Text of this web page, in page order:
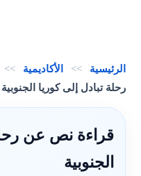
الرئيسية >> الأكاديمية >>
رحلة تبادل إلى كوريا الجنوبية
قراءة نص عن
الجنوبية